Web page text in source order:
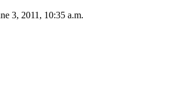
3, 2011, 10:35 a.m.